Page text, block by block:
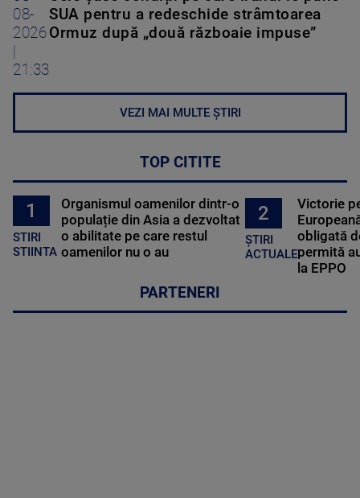
08-
2026
21:33
SUA pentru a redeschide strâmtoarea
Ormuz după „două războaie impuse”
VEZI MAI MULTE ȘTIRI
TOP CITITE
1
STIRI
STIINTA
Organismul oamenilor dintr-o
populație din Asia a dezvoltat
o abilitate pe care restul
oamenilor nu o au
2
ȘTIRI
ACTUALE
Victorie
obligată
permită
la EPPO
PARTENERI